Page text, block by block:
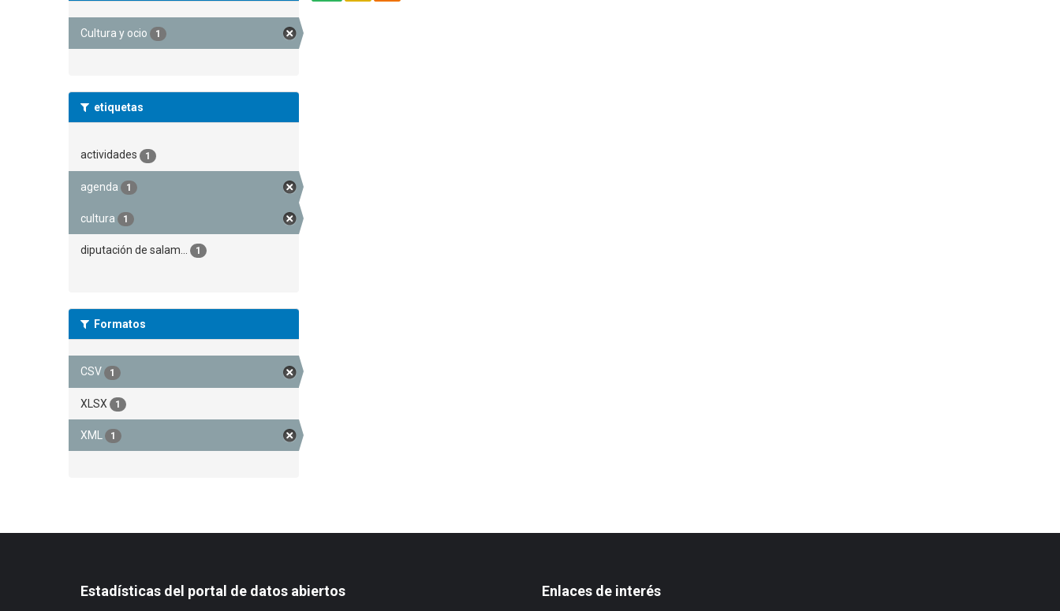
Cultura y ocio 1
etiquetas
actividades 1
agenda 1
cultura 1
diputación de salam... 1
Formatos
CSV 1
XLSX 1
XML 1
Estadísticas del portal de datos abiertos Enlaces de interés